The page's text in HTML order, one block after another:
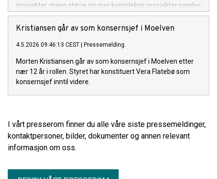
prosjekter, mens større og mer komplekse prosjekter samles
ved fabrikken i Töreboda. Endringen berører om lag 20
stillinger.
Kristiansen går av som konsernsjef i Moelven
4.5.2026 09:46:13 CEST Pressemelding
Morten Kristiansen går av som konsernsjef i Moelven etter
nær 12 år i rollen. Styret har konstituert Vera Flatebø som
konsernsjef inntil videre.
I vårt presserom finner du alle våre siste pressemeldinger,
kontaktpersoner, bilder, dokumenter og annen relevant
informasjon om oss.